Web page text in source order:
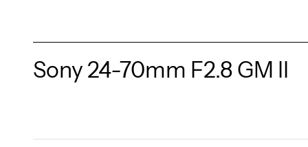
Sony 24-70mm F2.8 GM II